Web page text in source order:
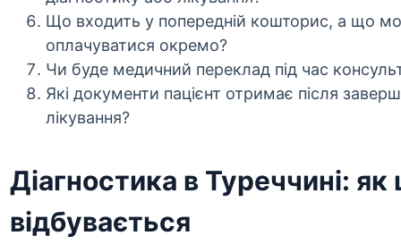
Що входить у попередній кошторис, а що
оплачуватися окремо?
Чи буде медичний переклад під час
Які документи пацієнт отримає після
лікування?
Діагностика в Туреччині: як
відбувається